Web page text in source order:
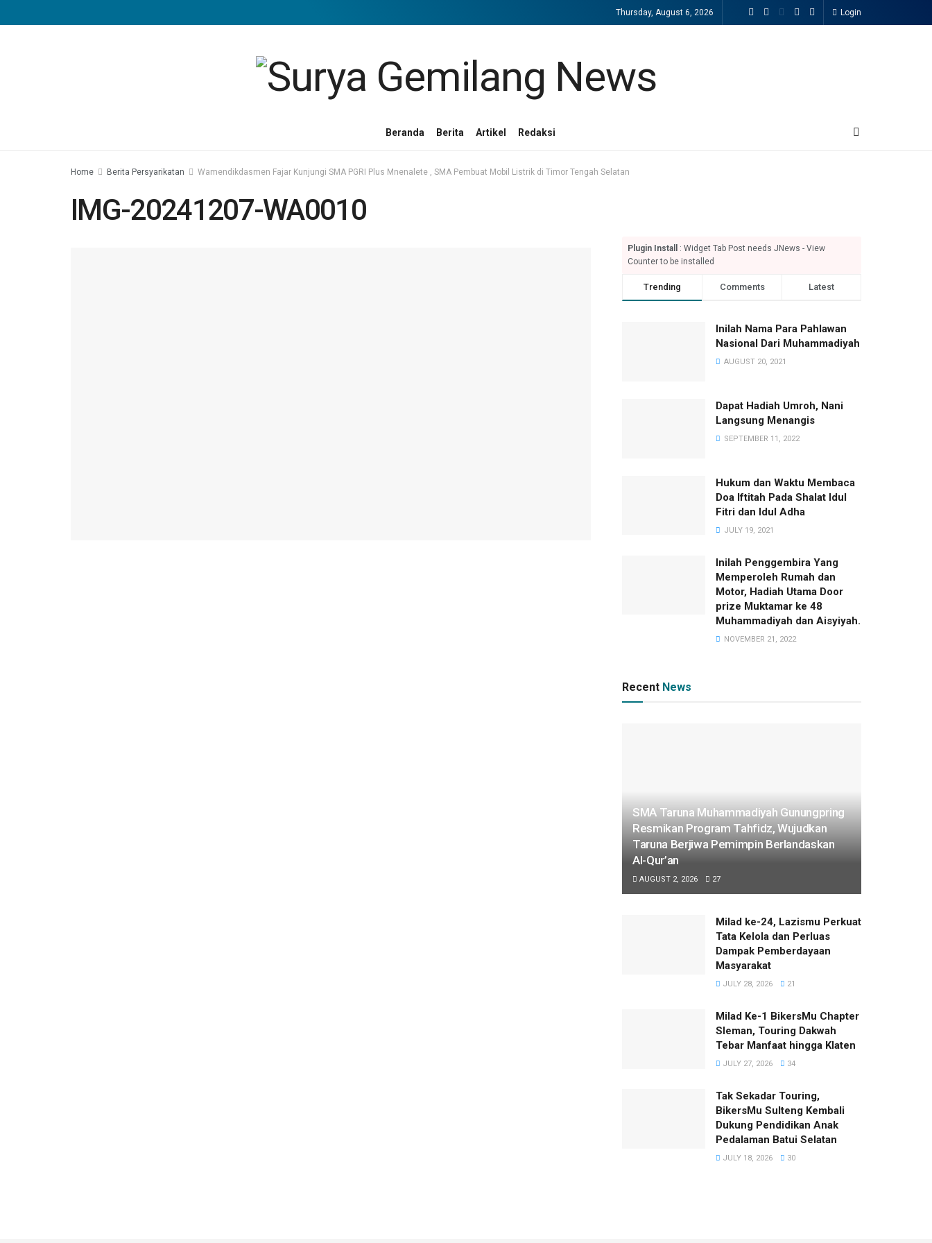
Thursday, August 6, 2026 Login
Beranda Berita Artikel Redaksi
Home Berita Persyarikatan Wamendikdasmen Fajar Kunjungi SMA PGRI Plus Mnenalete , SMA Pembuat Mobil Listrik di Timor Tengah Selatan
IMG-20241207-WA0010
Plugin Install
: Widget Tab Post needs JNews - View
Counter to be installed
Trending Comments Latest
Inilah Nama Para Pahlawan
Nasional Dari Muhammadiyah
AUGUST 20, 2021
Dapat Hadiah Umroh, Nani
Langsung Menangis
SEPTEMBER 11, 2022
Hukum dan Waktu Membaca
Doa Iftitah Pada Shalat Idul
Fitri dan Idul Adha
JULY 19, 2021
Inilah Penggembira Yang
Memperoleh Rumah dan
Motor, Hadiah Utama Door
prize Muktamar ke 48
Muhammadiyah dan Aisyiyah.
NOVEMBER 21, 2022
Recent News
SMA Taruna Muhammadiyah Gunungpring
Resmikan Program Tahfidz, Wujudkan
Taruna Berjiwa Pemimpin Berlandaskan
Al-Qur’an
AUGUST 2, 2026 27
Milad ke-24, Lazismu Perkuat
Tata Kelola dan Perluas
Dampak Pemberdayaan
Masyarakat
JULY 28, 2026 21
Milad Ke-1 BikersMu Chapter
Sleman, Touring Dakwah
Tebar Manfaat hingga Klaten
JULY 27, 2026 34
Tak Sekadar Touring,
BikersMu Sulteng Kembali
Dukung Pendidikan Anak
Pedalaman Batui Selatan
JULY 18, 2026 30